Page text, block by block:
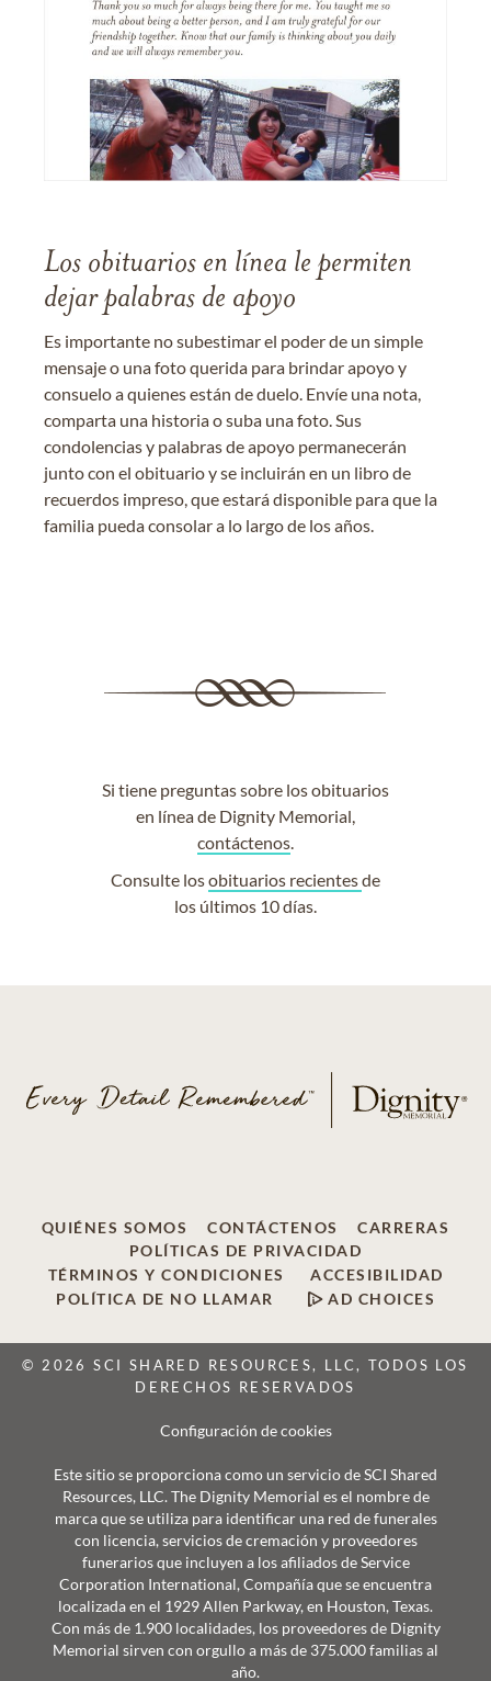
Los obituarios en línea le permiten
dejar palabras de apoyo
Es importante no subestimar el poder de un simple
mensaje o una foto querida para brindar apoyo y
consuelo a quienes están de duelo. Envíe una nota,
comparta una historia o suba una foto. Sus
condolencias y palabras de apoyo permanecerán
junto con el obituario y se incluirán en un libro de
recuerdos impreso, que estará disponible para que la
familia pueda consolar a lo largo de los años.
Si tiene preguntas sobre los obituarios
en línea de Dignity Memorial,
contáctenos.
Consulte losobituarios recientesde
los últimos 10 días.
QUIÉNES SOMOS CONTÁCTENOS
CARRERAS
POLÍTICAS DE PRIVACIDAD
TÉRMINOS Y CONDICIONES
ACCESIBILIDAD
POLÍTICA DE NO LLAMAR
AD CHOICES
© 2026 SCI SHARED RESOURCES, LLC, TODOS LOS
DERECHOS RESERVADOS
Configuración de cookies
Este sitio se proporciona como un servicio de SCI Shared
Resources, LLC. The Dignity Memorial es el nombre de
marca que se utiliza para identificar una red de funerales
con licencia, servicios de cremación y proveedores
funerarios que incluyen a los afiliados de Service
Corporation International, Compañía que se encuentra
localizada en el 1929 Allen Parkway, en Houston, Texas.
Con más de 1.900 localidades, los proveedores de Dignity
Memorial sirven con orgullo a más de 375.000 familias al
año.